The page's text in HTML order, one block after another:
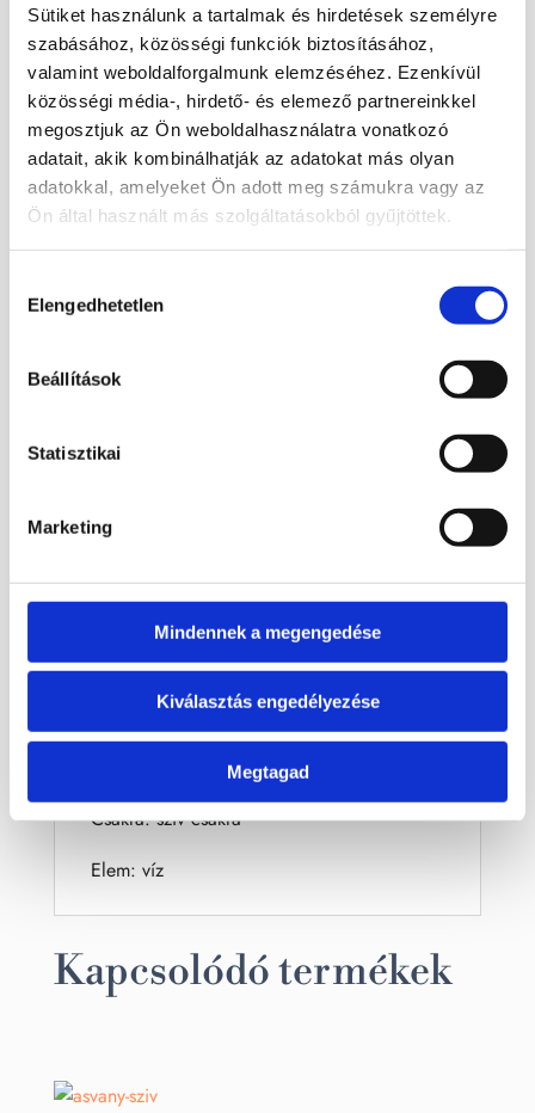
Sütiket használunk a tartalmak és hirdetések személyre
szabásához, közösségi funkciók biztosításához,
valamint weboldalforgalmunk elemzéséhez. Ezenkívül
közösségi média-, hirdető- és elemező partnereinkkel
megosztjuk az Ön weboldalhasználatra vonatkozó
adatait, akik kombinálhatják az adatokat más olyan
adatokkal, amelyeket Ön adott meg számukra vagy az
Ön által használt más szolgáltatásokból gyűjtöttek.
kiválasztása
Elengedhetetlen
Beállítások
Statisztikai
Marketing
Mindennek a megengedése
Kiválasztás engedélyezése
Megtagad
Az átlátszó labradorit sárga, narancsszínű,
vörös vagy zöld is lehet. A labradorit
bizonyos közepes kovatartalmú vagy
kovaszegény magmás és átalakult kőzetek
fontos alkotó ásványa, a bazaltban,
gabbróban, dioritban, andezitben és az
amfibolban is előfordul. Erős
labradorizálású követ spektrolitnak nevezik.
Gyógyhatásai:
kezeléseket)
anyagcserére,
Keménység: 6 - 6,5
Törés: egyenetlen, kagylós
Csillagjegy: bak, halak
Csakra: szív csakra
Elem: víz
Kapcsolódó termékek